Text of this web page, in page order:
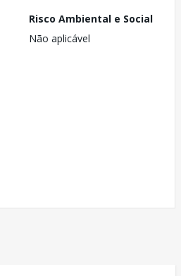
Risco Ambiental e Social
Não aplicável